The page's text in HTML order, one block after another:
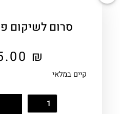
סרום לשיקום
₪
קיים במלאי